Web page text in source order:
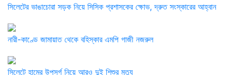
সিলেটের ভাঙাচোরা সড়ক নিয়ে সিসিক প্রশাসকের ক্ষোভ, দ্রুত সংস্কারের আহ্বান
নারী-কাণ্ডে জামায়াত থেকে বহিস্কার এমপি গাজী নজরুল
সিলেটে হামের উপসর্গ নিয়ে আরও দুই শিশুর মৃত্যু